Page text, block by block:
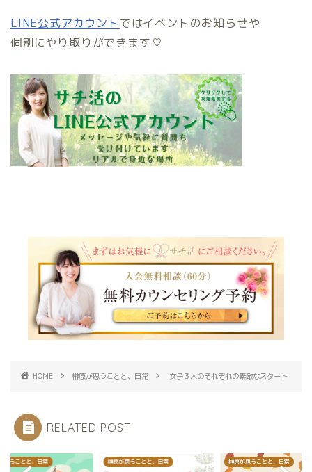
LINE公式アカウントではイベントのお知らせや
個別にやり取りができます♡
HOME 榊原が思うことと、日常 女子３人のそれぞれの素敵なスタート
RELATED POST
思うことと、日常 榊原が思うことと、日常 榊原が思うことと、日常